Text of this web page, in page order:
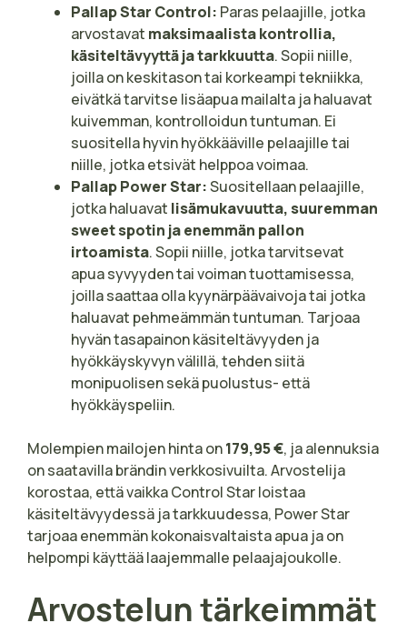
Pallap Star Control: Paras pelaajille, jotka
arvostavat maksimaalista kontrollia,
käsiteltävyyttä ja tarkkuutta. Sopii niille,
joilla on keskitason tai korkeampi tekniikka,
eivätkä tarvitse lisäapua mailalta ja haluavat
kuivemman, kontrolloidun tuntuman. Ei
suositella hyvin hyökkääville pelaajille tai
niille, jotka etsivät helppoa voimaa.
Pallap Power Star:Suositellaan pelaajille,
jotka haluavat lisämukavuutta, suuremman
sweet spotin ja enemmän pallon
irtoamista. Sopii niille, jotka tarvitsevat
apua syvyyden tai voiman tuottamisessa,
joilla saattaa olla kyynärpäävaivoja tai jotka
haluavat pehmeämmän tuntuman. Tarjoaa
hyvän tasapainon käsiteltävyyden ja
hyökkäyskyvyn välillä, tehden siitä
monipuolisen sekä puolustus- että
hyökkäyspeliin.
Molempien mailojen hinta on179,95 €, ja alennuksia
on saatavilla brändin verkkosivuilta. Arvostelija
korostaa, että vaikka Control Star loistaa
käsiteltävyydessä ja tarkkuudessa, Power Star
tarjoaa enemmän kokonaisvaltaista apua ja on
helpompi käyttää laajemmalle pelaajajoukolle.
Arvostelun tärkeimmät